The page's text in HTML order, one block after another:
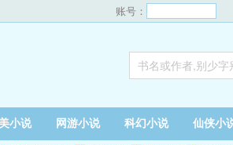
账号：
小说 网游小说 科幻小说 仙侠小